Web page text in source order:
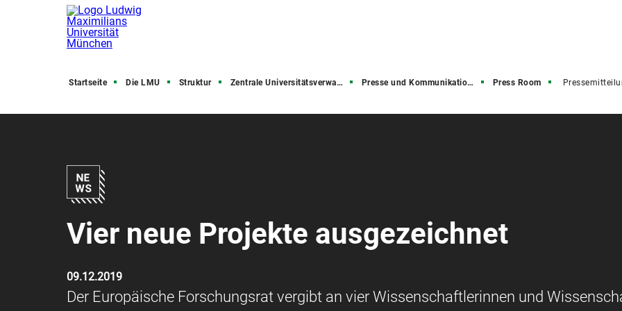
Startseite Die LMU Struktur Zentrale Universitätsverwaltung Presse und Kommunikation (PuK) Press Room
Vier neue Projekte ausgezeichnet
09.12.2019
Der Europäische Forschungsrat vergibt an vier Wissenschaftlerinnen und